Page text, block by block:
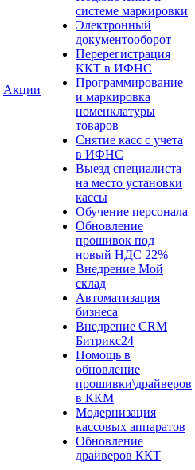
Акции
системе маркировки
Электронный
документооборот
Перерегистрация
ККТ в ИФНС
Программирование
и маркировка
номенклатуры
товаров
Снятие касс с учета
в ИФНС
Выезд специалиста
на место установки
кассы
Обучение персонала
Обновление
прошивок под
новый НДС 22%
Внедрение Мой
склад
Автоматизация
бизнеса
Внедрение CRM
Битрикс24
Помощь в
обновление
прошивки\драйверов
в ККМ
Модернизация
кассовых аппаратов
Обновление
драйверов ККТ